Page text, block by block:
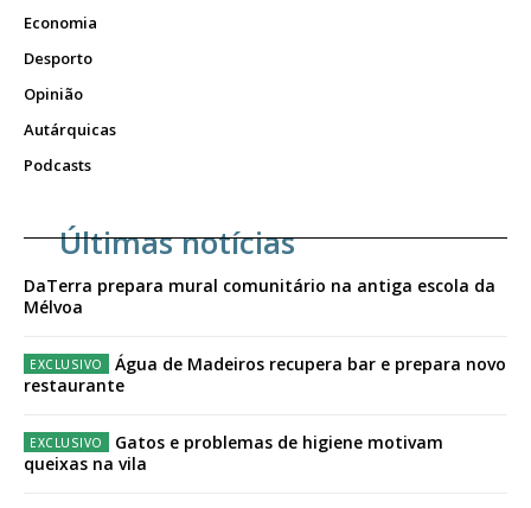
Economia
Desporto
Opinião
Autárquicas
Podcasts
Últimas notícias
DaTerra prepara mural comunitário na antiga escola da
Mélvoa
Água de Madeiros recupera bar e prepara novo
restaurante
Gatos e problemas de higiene motivam
queixas na vila